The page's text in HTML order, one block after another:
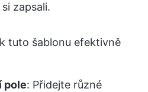
zapsali.
tuto šablonu efektivně
pole: Přidejte různé